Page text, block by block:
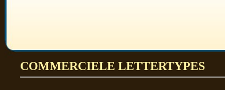
COMMERCIELE LETTERTYPES